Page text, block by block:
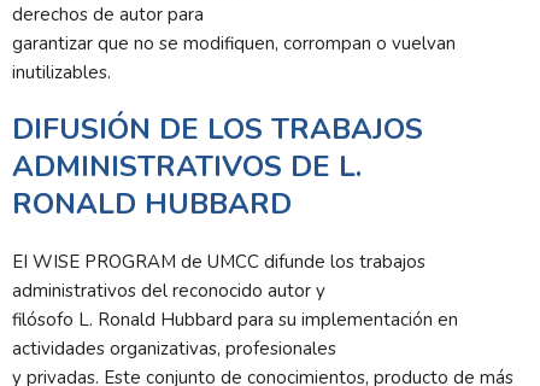
derechos de autor para
garantizar que no se modifiquen, corrompan o vuelvan
inutilizables.
DIFUSIÓN DE LOS TRABAJOS
ADMINISTRATIVOS DE L.
RONALD HUBBARD
EI WISE PROGRAM de UMCC difunde los trabajos
administrativos del reconocido autor y
filósofo L. Ronald Hubbard para su implementación en
actividades organizativas, profesionales
y privadas. Este conjunto de conocimientos, producto de más